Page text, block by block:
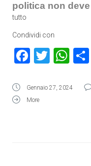
politica non
tutto
Condividi con
Facebook
Twitter
Gennaio 27, 2024
More